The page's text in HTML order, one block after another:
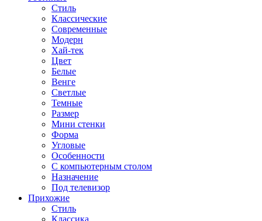
Стиль
Классические
Современные
Модерн
Хай-тек
Цвет
Белые
Венге
Светлые
Темные
Размер
Мини стенки
Форма
Угловые
Особенности
С компьютерным столом
Назначение
Под телевизор
Прихожие
Стиль
Классика